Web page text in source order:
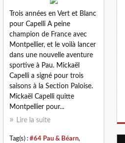
Trois années en Vert et Blanc
pour Capelli A peine
champion de France avec
Montpellier, et le voilà lancer
dans une nouvelle aventure
sportive à Pau. Mickaël
Capelli a signé pour trois
saisons à la Section Paloise.
Mickaël Capelli quitte
Montpellier pour...
Lire la suite
Tag(s) : #64 Pau & Béarn,